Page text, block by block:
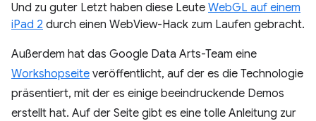
Und zu guter Letzt haben diese Leute WebGL auf einem
iPad 2 durch einen WebView-Hack zum Laufen gebracht.
Außerdem hat das Google Data Arts-Team eine
Workshopseite veröffentlicht, auf der es die Technologie
präsentiert, mit der es einige beeindruckende Demos
erstellt hat. Auf der Seite gibt es eine tolle Anleitung zur